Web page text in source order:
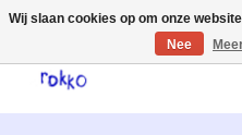
Wij slaan cookies op om onze
Nee